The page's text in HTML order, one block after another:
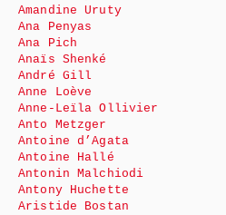
Amandine Uruty
Ana Penyas
Ana Pich
Anaïs Shenké
André Gill
Anne Loève
Anne-Leïla Ollivier
Anto Metzger
Antoine d’Agata
Antoine Hallé
Antonin Malchiodi
Antony Huchette
Aristide Bostan